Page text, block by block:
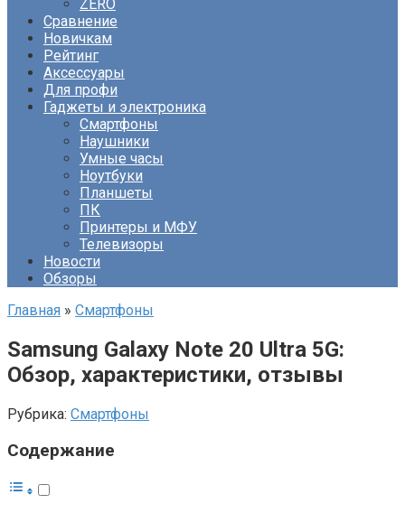
ZERO
Сравнение
Новичкам
Рейтинг
Аксессуары
Для профи
Гаджеты и электроника
Смартфоны
Наушники
Умные часы
Ноутбуки
Планшеты
ПК
Принтеры и МФУ
Телевизоры
Новости
Обзоры
Главная » Смартфоны
Samsung Galaxy Note 20 Ultra 5G:
Обзор, характеристики, отзывы
Рубрика: Смартфоны
Содержание